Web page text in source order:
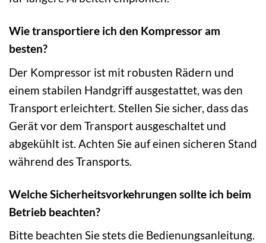
Wie transportiere ich den Kompressor am
besten?
Der Kompressor ist mit robusten Rädern und
einem stabilen Handgriff ausgestattet, was den
Transport erleichtert. Stellen Sie sicher, dass das
Gerät vor dem Transport ausgeschaltet und
abgekühlt ist. Achten Sie auf einen sicheren Stand
während des Transports.
Welche Sicherheitsvorkehrungen sollte ich beim
Betrieb beachten?
Bitte beachten Sie stets die Bedienungsanleitung.